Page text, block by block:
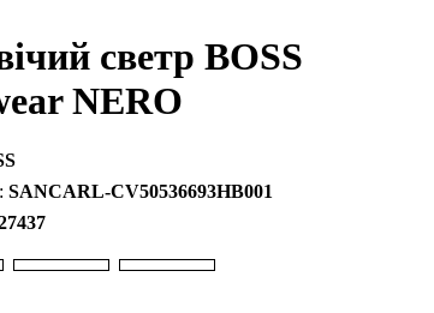
светр BOSS
NERO
SANCARL-CV50536693HB001